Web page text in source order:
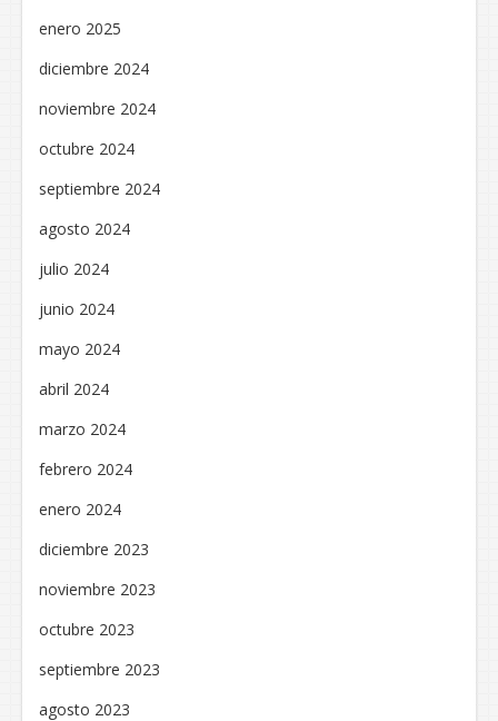
enero 2025
diciembre 2024
noviembre 2024
octubre 2024
septiembre 2024
agosto 2024
julio 2024
junio 2024
mayo 2024
abril 2024
marzo 2024
febrero 2024
enero 2024
diciembre 2023
noviembre 2023
octubre 2023
septiembre 2023
agosto 2023